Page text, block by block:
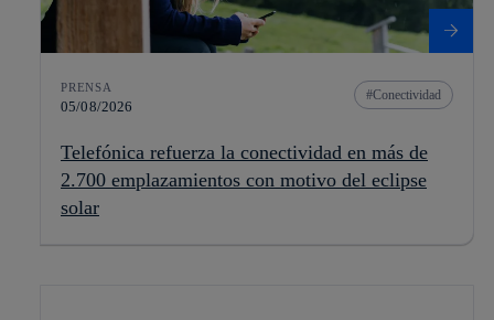
PRENSA
05/08/2026
Conectividad
Telefónica refuerza la conectividad en más de
2.700 emplazamientos con motivo del eclipse
solar